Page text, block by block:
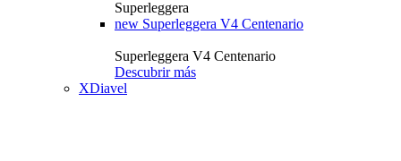
Superleggera
new Superleggera V4 Centenario
Superleggera V4 Centenario
Descubrir más
XDiavel